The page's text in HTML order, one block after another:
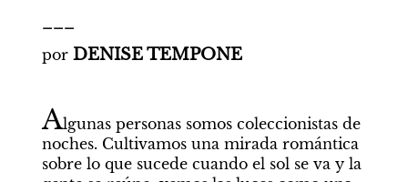
por DENISE TEMPONE
Algunas personas somos coleccionistas de
noches. Cultivamos una mirada romántica
sobre lo que sucede cuando el sol se va y la